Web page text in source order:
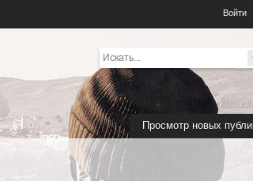
Войти
Просмотр новых